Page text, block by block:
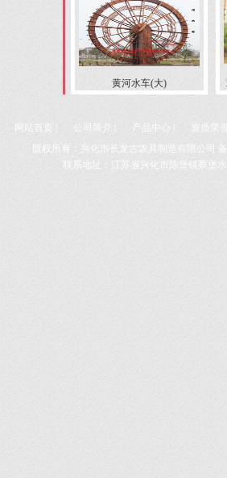
黄河水车(大)
网站首页 公司简介 产品中心
资质荣
版权所有：兴化市长龙古农具制造有限公司
联系地址：江苏省兴化市陈堡镇蔡堡